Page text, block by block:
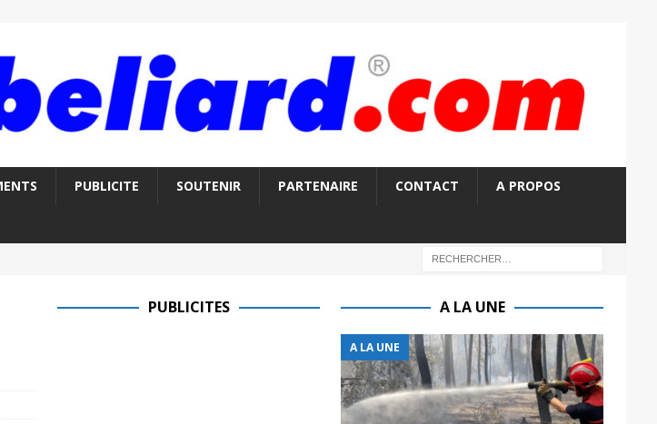
PUBLICITE SOUTENIR PARTENAIRE CONTACT A PROPOS
PUBLICITES A LA UNE
A LA UNE